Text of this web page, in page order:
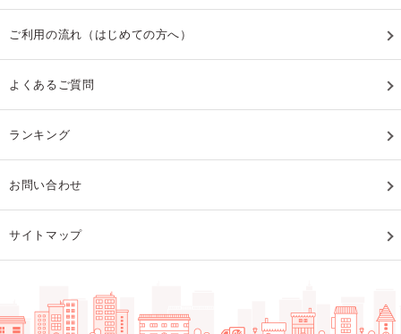
ご利用の流れ（はじめての方へ）
よくあるご質問
ランキング
お問い合わせ
サイトマップ